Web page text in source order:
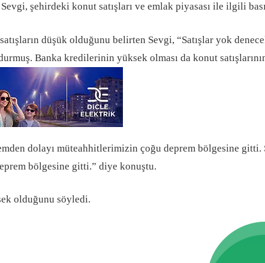
şehirdeki konut satışları ve emlak piyasası ile ilgili
düşük olduğunu belirten Sevgi, “Satışlar yok
Banka kredilerinin yüksek olması da konut
dolayı müteahhitlerimizin çoğu deprem bölgesine
bölgesine gitti.” diye konuştu.
olduğunu söyledi.